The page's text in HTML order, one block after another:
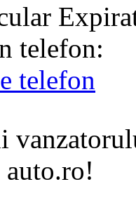
telefon:
telefon